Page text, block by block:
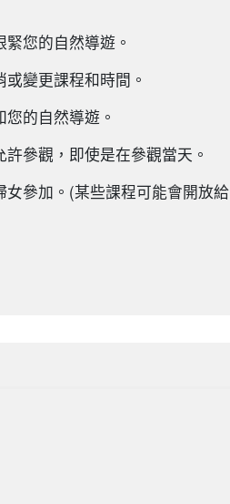
您的自然導遊。
變更課程和時間。
的自然導遊。
參觀，即使是在參觀當天。
參加。(某些課程可能會開放給